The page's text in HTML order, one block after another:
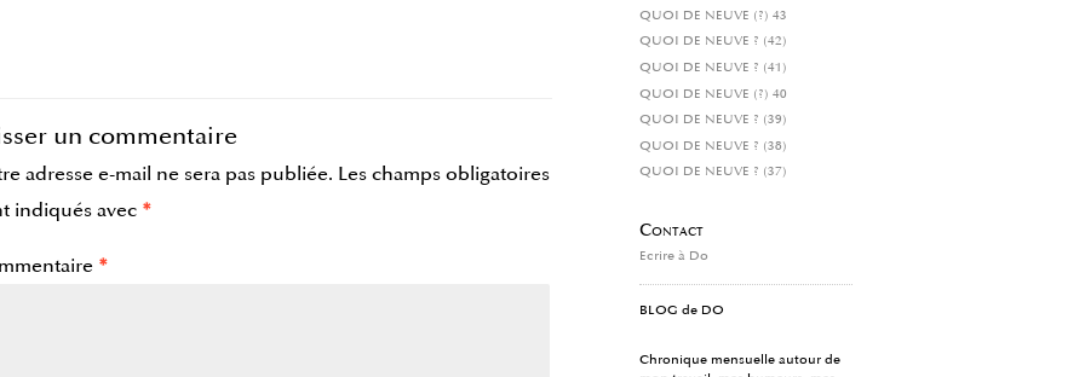
un commentaire
adresse e-mail ne sera pas publiée. Les champs obligatoires
indiqués avec *
*
QUOI DE NEUVE (?) 43
QUOI DE NEUVE ? (42)
QUOI DE NEUVE ? (41)
QUOI DE NEUVE (?) 40
QUOI DE NEUVE ? (39)
QUOI DE NEUVE ? (38)
QUOI DE NEUVE ? (37)
Contact
Ecrire à Do
BLOG de DO
Chronique mensuelle autour de